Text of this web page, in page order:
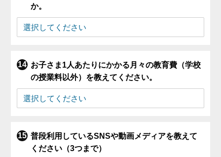
か。
お子さま1人あたりにかかる月々の教育費（学校
の授業料以外）を教えてください。
普段利用しているSNSや動画メディアを教えて
ください（3つまで）